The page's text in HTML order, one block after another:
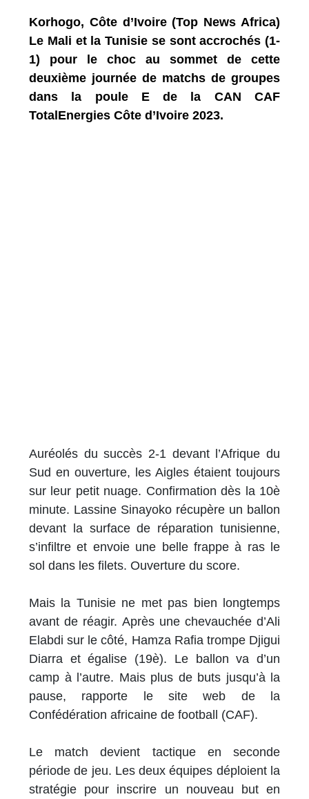
Korhogo, Côte d’Ivoire (Top News Africa)
Le Mali et la Tunisie se sont accrochés (1-
1) pour le choc au sommet de cette
deuxième journée de matchs de groupes
dans la poule E de la CAN CAF
TotalEnergies Côte d’Ivoire 2023.
Auréolés du succès 2-1 devant l’Afrique du
Sud en ouverture, les Aigles étaient toujours
sur leur petit nuage. Confirmation dès la 10è
minute. Lassine Sinayoko récupère un ballon
devant la surface de réparation tunisienne,
s’infiltre et envoie une belle frappe à ras le
sol dans les filets. Ouverture du score.
Mais la Tunisie ne met pas bien longtemps
avant de réagir. Après une chevauchée d’Ali
Elabdi sur le côté, Hamza Rafia trompe Djigui
Diarra et égalise (19è). Le ballon va d’un
camp à l’autre. Mais plus de buts jusqu’à la
pause, rapporte le site web de la
Confédération africaine de football (CAF).
Le match devient tactique en seconde
période de jeu. Les deux équipes déploient la
stratégie pour inscrire un nouveau but en